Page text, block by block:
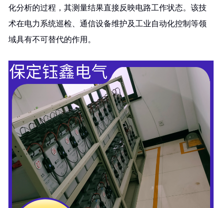
化分析的过程，其测量结果直接反映电路工作状态。该技
术在电力系统巡检、通信设备维护及工业自动化控制等领
域具有不可替代的作用。